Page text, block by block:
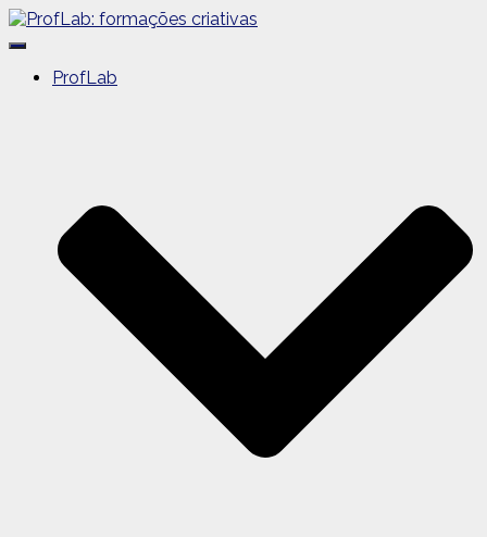
Alternar
navegaçãoProfLab